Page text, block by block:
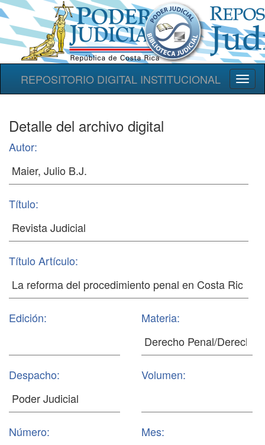
REPOSITORIO DIGITAL INSTITUCIONAL
Detalle del archivo digital
Autor:
Título:
Título Artículo:
Edición: Materia:
Despacho: Volumen:
Número: Mes: